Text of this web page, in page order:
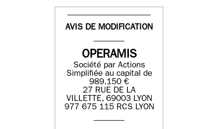
AVIS DE MODIFICATION
OPERAMIS
Société par Actions
Simplifiée au capital de
989.150 €
27 RUE DE LA
VILLETTE, 69003 LYON
977 675 115 RCS LYON